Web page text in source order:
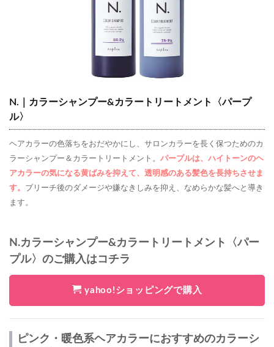
N.｜カラーシャンプー&カラートリートメント〈パープ
ル〉
ヘアカラーの色落ちをおだやかにし、サロンカラーを長く保つためのカ
ラーシャンプー＆カラートリートメント。 パープルは、ハイトーンのヘ
アカラーの気になる黄ばみを抑えて、透明感のある髪色を長持ちさせま
す。 ブリーチ後のダメージや嫌なきしみを抑え、なめらかな髪へと導き
ます。
N.カラーシャンプー&カラートリートメント〈パー
プル〉のご購入はコチラ
yahoo!ショッピングで購入
ピンク・暖色系ヘアカラーにおすすめのカラーシ